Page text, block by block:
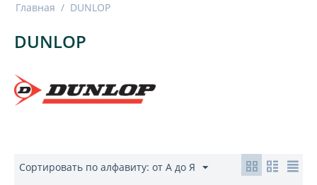
Главная / DUNLOP
DUNLOP
Сортировать по алфавиту: от А до Я